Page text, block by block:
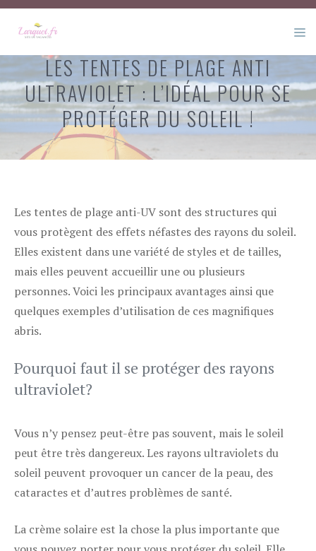
Aller
LES TENTES DE PLAGE ANTI
ULTRAVIOLET : L’IDÉAL POUR SE
PROTÉGER DU SOLEIL !
Les tentes de plage anti-UV sont des structures qui
vous protègent des effets néfastes des rayons du soleil.
Elles existent dans une variété de styles et de tailles,
mais elles peuvent accueillir une ou plusieurs
personnes. Voici les principaux avantages ainsi que
quelques exemples d’utilisation de ces magnifiques
abris.
Pourquoi faut il se protéger des rayons
ultraviolet?
Vous n’y pensez peut-être pas souvent, mais le soleil
peut être très dangereux. Les rayons ultraviolets du
soleil peuvent provoquer un cancer de la peau, des
cataractes et d’autres problèmes de santé.
La crème solaire est la chose la plus importante que